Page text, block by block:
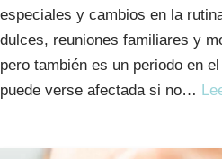
especiales y cambios en la
dulces, reuniones familiares y
pero también es un periodo en
puede verse afectada si no…